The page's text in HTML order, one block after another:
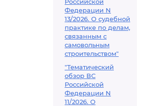
Федерации N
13/2026. О судебной
практике по делам,
связанным с
самовольным
строительством"
"Тематический
обзор ВС
Российской
Федерации N
11/2026. О